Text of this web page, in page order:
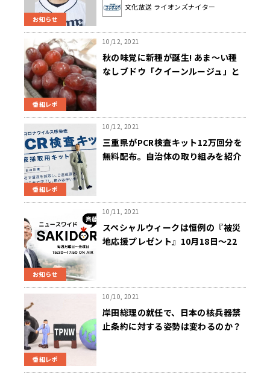
お知らせ
文化放送 ライオンズナイター
番組レポ
10/12, 2021
秋の味覚に新種が誕生! あま～い種
なしブドウ「クイーンルージュ」と
番組レポ
10/12, 2021
三重県がPCR検査キット12万回分を
無料配布。自治体の取り組みを紹介
お知らせ
10/11, 2021
スペシャルウィークは恒例の『被災
地応援プレゼント』10月18日～22
番組レポ
10/10, 2021
岸田総理の就任で、日本の核兵器禁
止条約に対する姿勢は変わるのか？